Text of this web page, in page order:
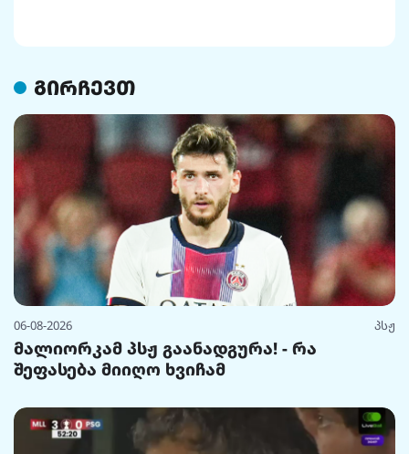
გირჩევთ
06-08-2026 პსჟ
მალიორკამ პსჟ გაანადგურა! - რა
შეფასება მიიღო ხვიჩამ